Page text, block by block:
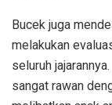
Bucek juga
melakukan
seluruh
sangat rawan